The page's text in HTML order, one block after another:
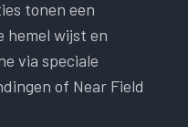
tonen een
hemel wijst en
via speciale
of Near Field